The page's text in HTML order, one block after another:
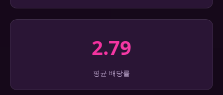
2.79
평균 배당률